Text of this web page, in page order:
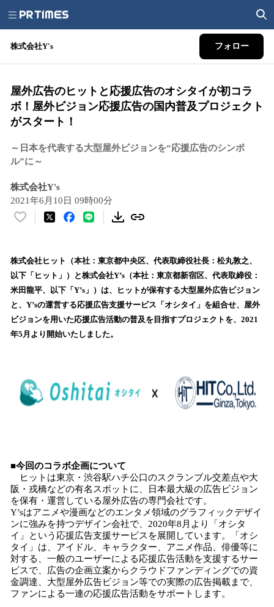
株式会社Y's フォロー
屋外広告のヒットと応援広告のオシタイが初コラ
ボ！屋外ビジョン応援広告の国内普及プロジェクト
がスタート！
～日本を代表する大型屋外ビジョンを“応援広告のシンボ
ル”に～
株式会社Y's
2021年6月10日 09時00分
い
！
数
を
読
込
み
す
株式会社ヒット（本社：東京都中央区、代表取締役社長：松丸敦之、
以下「ヒット」）と株式会社Y’s（本社：東京都新宿区、代表取締役：
米田龍平、以下「Y’s」）は、ヒットが保有する大型屋外広告ビジョン
と、Y’sの運営する応援広告支援サービス「オシタイ」を組合せ、屋外
ビジョンを用いた応援広告活動の普及を目指すプロジェクトを、2021
年5月より開始いたしました。
■今回のコラボ企画について
ヒットは東京・渋谷駅ハチ公口のスクランブル交差点や大
阪・戎橋などの有名スポットに、日本最大級の広告ビジョン
を保有・運営している屋外広告の専門会社です。
Y’sはアニメや漫画などのエンタメ領域のグラフィックデザイ
ンに強みを持つデザイン会社で、2020年8月より「オシタ
イ」という応援広告支援サービスを展開しています。「オシ
タイ」は、アイドル、キャラクター、アニメ作品、俳優等に
対する、一般のユーザーによる応援広告活動を支援するサー
ビスで、広告の企画立案からクラウドファンディングでの資
金調達、大型屋外広告ビジョン等での実際の広告掲載まで、
ファンによる一連の応援広告活動をサポートします。